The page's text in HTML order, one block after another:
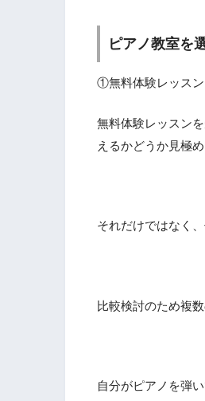
ピアノ教室を
①無料体験レッスン
無料体験レッスン
えるかどうか見極
それだけではなく
比較検討のため複
自分がピアノを弾